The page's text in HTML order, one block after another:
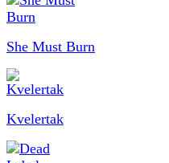
She Must Burn
Kvelertak